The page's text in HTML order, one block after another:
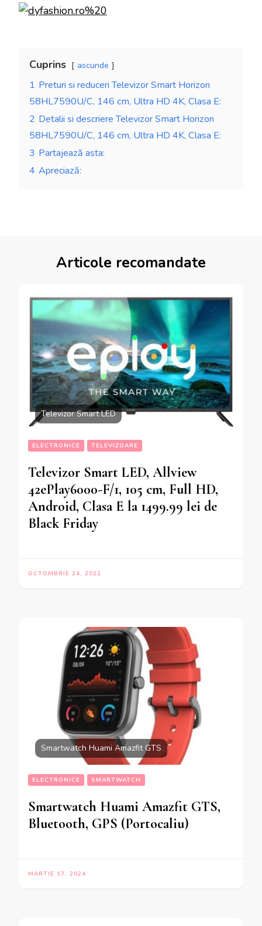
Cuprins ascunde
1 Preturi si reduceri Televizor Smart Horizon
58HL7590U/C, 146 cm, Ultra HD 4K, Clasa E:
2 Detalii si descriere Televizor Smart Horizon
58HL7590U/C, 146 cm, Ultra HD 4K, Clasa E:
3 Partajează asta:
4 Apreciază:
Articole recomandate
Televizor Smart LED
ELECTRONICE TELEVIZOARE
Televizor Smart LED, Allview
42ePlay6000-F/1, 105 cm, Full HD,
Android, Clasa E la 1499.99 lei de
Black Friday
OCTOMBRIE 24, 2022
Smartwatch Huami Amazfit GTS
ELECTRONICE SMARTWATCH
Smartwatch Huami Amazfit GTS,
Bluetooth, GPS (Portocaliu)
MARTIE 17, 2024